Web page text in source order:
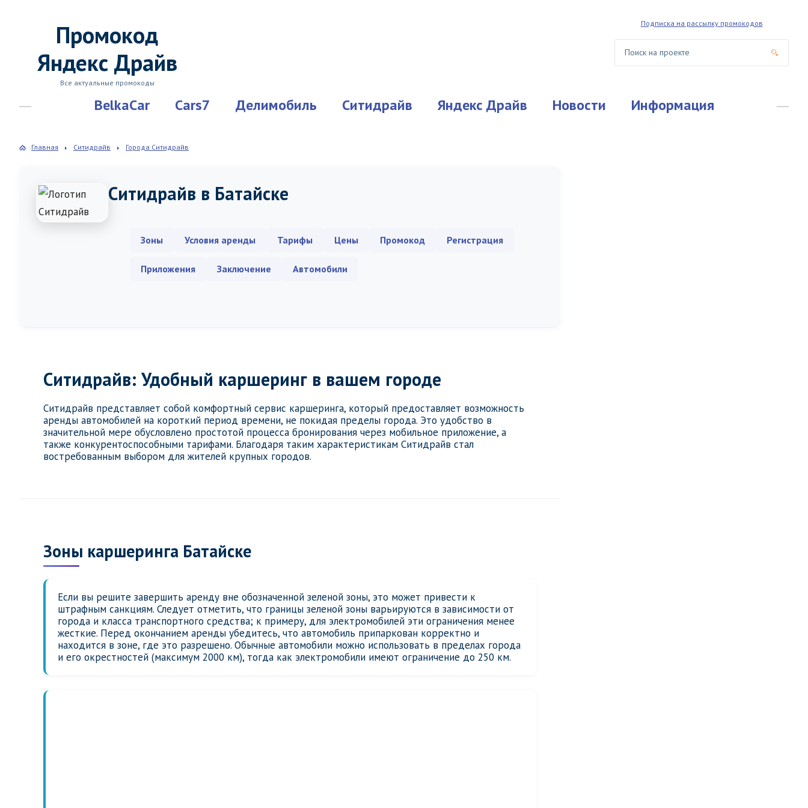
Промокод
Яндекс Драйв
Все актуальные промокоды
Подписка на рассылку промокодов
BelkaCar Cars7 Делимобиль Ситидрайв Яндекс Драйв Новости Информация
Главная Ситидрайв Города Ситидрайв
Ситидрайв в Батайске
Зоны Условия аренды Тарифы Цены Промокод Регистрация
Приложения Заключение Автомобили
Ситидрайв: Удобный каршеринг в вашем городе
Ситидрайв представляет собой комфортный сервис каршеринга, который предоставляет возможность
аренды автомобилей на короткий период времени, не покидая пределы города. Это удобство в
значительной мере обусловлено простотой процесса бронирования через мобильное приложение, а
также конкурентоспособными тарифами. Благодаря таким характеристикам Ситидрайв стал
востребованным выбором для жителей крупных городов.
Зоны каршеринга Батайске
Если вы решите завершить аренду вне обозначенной зеленой зоны, это может привести к
штрафным санкциям. Следует отметить, что границы зеленой зоны варьируются в зависимости от
города и класса транспортного средства; к примеру, для электромобилей эти ограничения менее
жесткие. Перед окончанием аренды убедитесь, что автомобиль припаркован корректно и
находится в зоне, где это разрешено. Обычные автомобили можно использовать в пределах города
и его окрестностей (максимум 2000 км), тогда как электромобили имеют ограничение до 250 км.